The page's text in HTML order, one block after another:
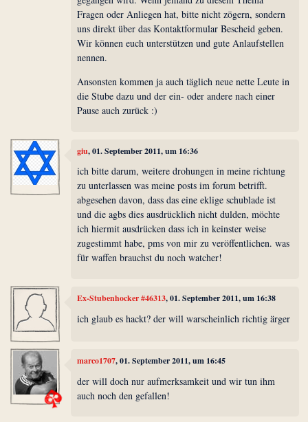
Fragen oder Anliegen hat, bitte nicht zögern, sondern
uns direkt über das Kontaktformular Bescheid geben.
Wir können euch unterstützen und gute Anlaufstellen
nennen.
Ansonsten kommen ja auch täglich neue nette Leute in
die Stube dazu und der ein- oder andere nach einer
Pause auch zurück :)
giu, 01. September 2011, um 16:36
ich bitte darum, weitere drohungen in meine richtung
zu unterlassen was meine posts im forum betrifft.
abgesehen davon, dass das eine eklige schublade ist
und die agbs dies ausdrücklich nicht dulden, möchte
ich hiermit ausdrücken dass ich in keinster weise
zugestimmt habe, pms von mir zu veröffentlichen. was
für waffen brauchst du noch watcher!
Ex-Stubenhocker #46313, 01. September 2011, um 16:38
ich glaub es hackt? der will warscheinlich richtig ärger
marco1707, 01. September 2011, um 16:45
der will doch nur aufmerksamkeit und wir tun ihm
auch noch den gefallen!